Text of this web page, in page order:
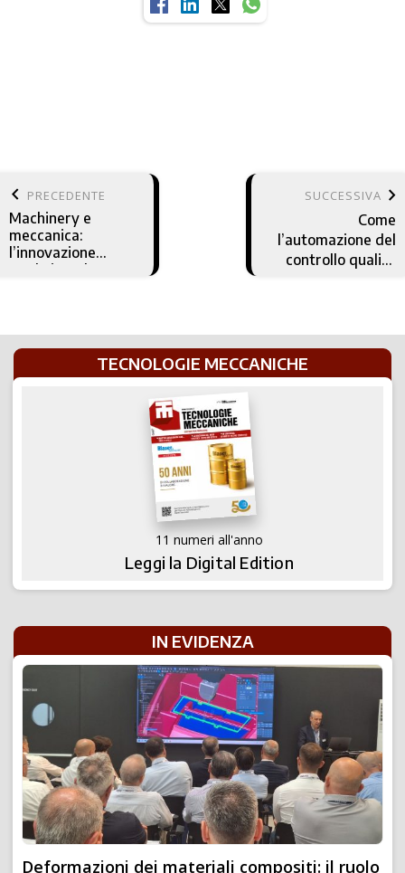
keyboard_arrow_left PRECEDENTE
Machinery e
meccanica:
l’innovazione
made in Italy
SUCCESSIVA keyboard_arrow_right
Come
l’automazione del
controllo qualità
TECNOLOGIE MECCANICHE
11 numeri all'anno
Leggi la Digital Edition
IN EVIDENZA
Deformazioni dei materiali compositi: il ruolo